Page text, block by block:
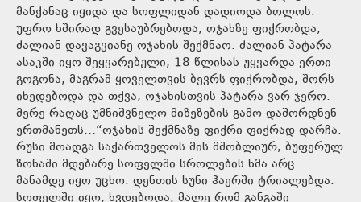
მანქანაც იყიდა და სოფლიდან დადიოდა ბოლოს.
უფრო ხშირად გვესაუბრებოდა, ოჯახზე ფიქრობდა,
ძალიან დავაგვიანე ოჯახის შექმნაო. ძალიან პატარა
ასაკში იყო შეყვარებული, 18 წლისას უყვარდა ერთი
გოგონა, მაგრამ ყოველთვის ბევრს ფიქრობდა, შორს
იხედებოდა და თქვა, ოჯახისთვის პატარა ვარ ჯერო.
მერე რაღაც უმნიშვნელო მიზეზების გამო დაშორდნენ
ერთმანეთს…“ოჯახის შექმნაზე ფიქრი ფიქრად დარჩა.
რუსი მოადგა საქართველოს.მის მშობლიურ, ბუფერულ
ზონაში მდებარე სოფელში სროლების ხმა არც
მანამდე იყო უცხო. დენთის სუნი ჰაერში ტრიალებდა.
სოფელში იყო, ხვდებოდა, მალე რომ განგაში